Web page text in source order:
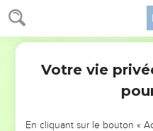
NE MANQUEZ
Votre vie
En cliquant sur le bouton «